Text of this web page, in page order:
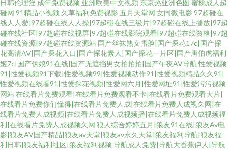
日韩伦理淫 成年免费视频 亚洲欧美中文视频 东京热亚洲色图 蜜桃成人超
碰网 91精品小视频 久草福利免费视影 五月天堂网 女同微电影 97超碰在
线人人爱|97超碰在线人人操|97超碰在线三级片|97超碰在线上播放|97超
碰在线社区|97超碰在线视屏|97超碰在线影院观看|97超碰在线资格|97超
碰在线资源|97超碰在线资源站 国产丝袜熟女露脸|国产探花17c|国产探
花高清AV|国产探花入口|国产探花素人|国产探花一片区|国产唐伯虎福利
姬7c|国产伪娘91在线|国产无遮挡男女拍拍拍|国产午夜AV导航 性爱视频
91|性爱视频91下载|性爱视频99|性爱视频动作91|性爱视频精品久久91|
性爱视频在线看91|性爱探花视频|性爱网六月|性爱网址91|性爱污污视频
网站在线看片免费观看|在线看片免费观看不卡|在线看片免费观看大片|
在线看片免费你们懂得|在线看片免费人成|在线看片免费人成视久网|在
线看片免费人成视频|在线看片免费人成视频播|在线看片免费人成视频福
利|在线看片免费人成视频久网 狼人综合婷婷五月|狼友91在线|狼友Av电
影|狼友AV国产精品|狼友av天堂|狼友av永久天堂|狼友福利导航|狼友福
利日韩|狼友福利社区|狼友福利视频 导航成人免费|导航大香蕉伊人|导航